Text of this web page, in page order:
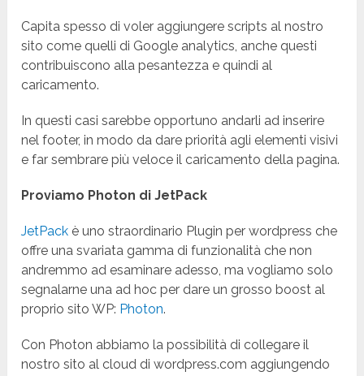
Capita spesso di voler aggiungere scripts al nostro
sito come quelli di Google analytics, anche questi
contribuiscono alla pesantezza e quindi al
caricamento.
In questi casi sarebbe opportuno andarli ad inserire
nel footer, in modo da dare priorità agli elementi visivi
e far sembrare più veloce il caricamento della pagina.
Proviamo Photon di JetPack
JetPack è uno straordinario Plugin per wordpress che
offre una svariata gamma di funzionalità che non
andremmo ad esaminare adesso, ma vogliamo solo
segnalarne una ad hoc per dare un grosso boost al
proprio sito WP: Photon.
Con Photon abbiamo la possibilità di collegare il
nostro sito al cloud di wordpress.com aggiungendo